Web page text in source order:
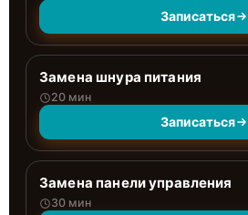
Записаться
Замена шнура питания
20 мин
Записаться
Замена панели управления
30 мин